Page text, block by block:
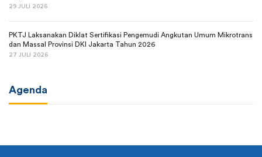
29 JULI 2026
PKTJ Laksanakan Diklat Sertifikasi Pengemudi Angkutan Umum Mikrotrans
dan Massal Provinsi DKI Jakarta Tahun 2026
27 JULI 2026
Agenda